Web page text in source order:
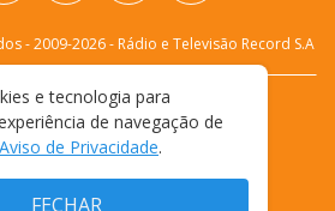
- 2009-2026- Rádio e Televisão Record S.A
FALE CONOSCO
PRIVACIDADE
E CONDIÇÕES DE USO
e tecnologia para
de navegação de
Aviso de Privacidade.
FECHAR